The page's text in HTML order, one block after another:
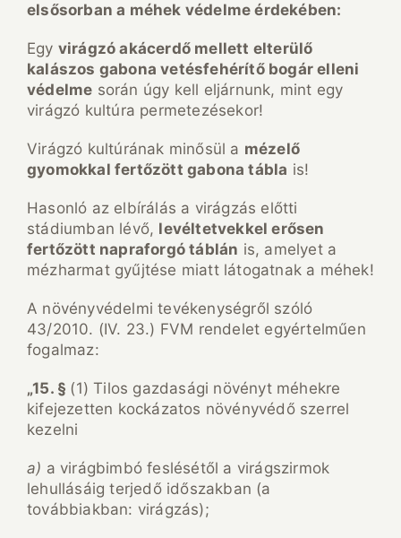
elsősorban a méhek védelme érdekében:
Egy virágzó akácerdő mellett elterülő
kalászos gabona vetésfehérítő bogár elleni
védelme során úgy kell eljárnunk, mint egy
virágzó kultúra permetezésekor!
Virágzó kultúrának minősül a mézelő
gyomokkal fertőzött gabona tábla is!
Hasonló az elbírálás a virágzás előtti
stádiumban lévő, levéltetvekkel erősen
fertőzött napraforgó táblán is, amelyet a
mézharmat gyűjtése miatt látogatnak a méhek!
A növényvédelmi tevékenységről szóló
43/2010. (IV. 23.) FVM rendelet egyértelműen
fogalmaz:
„15. § (1) Tilos gazdasági növényt méhekre
kifejezetten kockázatos növényvédő szerrel
kezelni
a) a virágbimbó feslésétől a virágszirmok
lehullásáig terjedő időszakban (a
továbbiakban: virágzás);